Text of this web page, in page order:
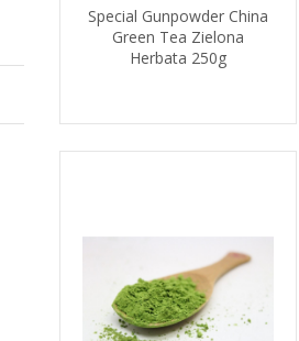
Special Gunpowder China
Green Tea Zielona
Herbata 250g